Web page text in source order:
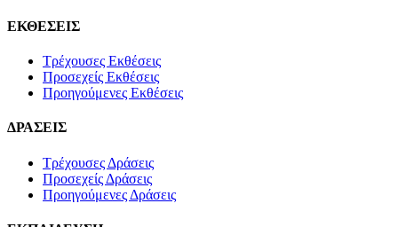
ΕΚΘΕΣΕΙΣ
Τρέχουσες Εκθέσεις
Προσεχείς Εκθέσεις
Προηγούμενες Εκθέσεις
ΔΡΑΣΕΙΣ
Τρέχουσες Δράσεις
Προσεχείς Δράσεις
Προηγούμενες Δράσεις